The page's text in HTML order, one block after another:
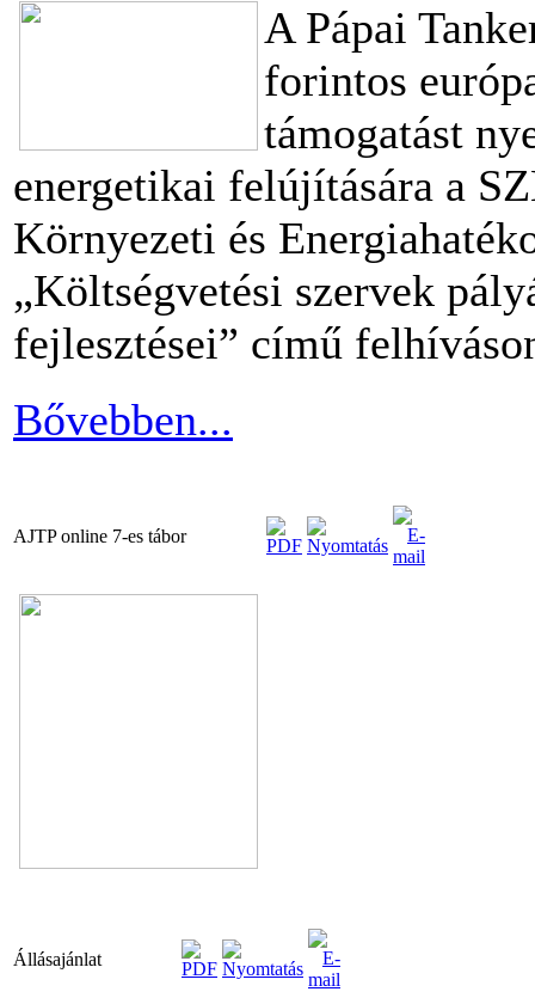
A Pápai
forintos
támogatást
energetikai felújítására a
Környezeti és
„Költségvetési szervek
fejlesztései” című
Bővebben...
AJTP online 7-es tábor
Állásajánlat